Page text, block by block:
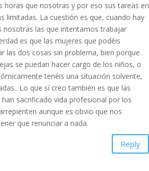
horas que nosotras y por eso sus tareas en
limitadas. La cuestión es que, cuando hay
nosotras las que intentamos trabajar
es que las mujeres que podéis
las dos cosas sin problema, bien porque
se puedan hacer cargo de los niños, o
tenéis una situación solvente,
Lo que sí creo también es que las
sacrificado vida profesional por los
aunque es obvio que nos
que renunciar a nada.
Reply